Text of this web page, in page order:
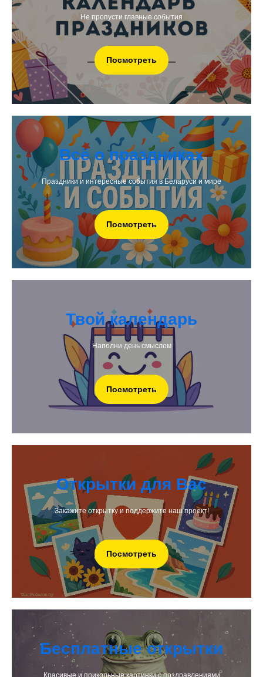
Не пропусти главные события
Посмотреть
Всё о праздниках
Праздники и интересные события в Беларуси и мире
Посмотреть
Твой календарь
Наполни день смыслом
Посмотреть
Открытки для Вас
Закажите открытку и поддержите наш проект!
Посмотреть
Бесплатные открытки
Красивые и прикольные картинки с поздравлениями